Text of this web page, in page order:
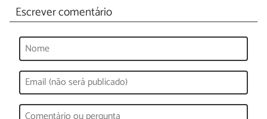
Escrever comentário